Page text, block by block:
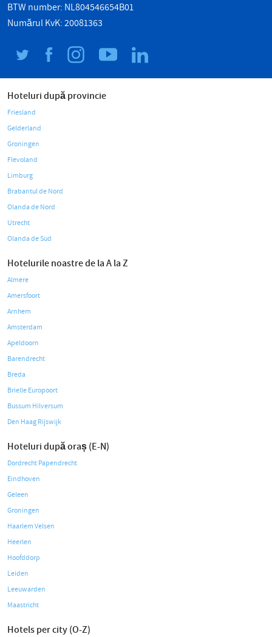
BTW number: NL804546654B01
Numărul KvK: 20081363
Hoteluri după provincie
Friesland
Gelderland
Groningen
Flevoland
Limburg
Brabantul de Nord
Olanda de Nord
Utrecht
Olanda de Sud
Hotelurile noastre de la A la Z
Almere
Amersfoort
Arnhem
Amsterdam
Apeldoorn
Barendrecht
Breda
Brielle Europoort
Bussum Hilversum
Den Haag Rijswijk
Hoteluri după oraș (E-N)
Dordrecht Papendrecht
Eindhoven
Geleen
Groningen
Haarlem Velsen
Heerlen
Hoofddorp
Leiden
Leeuwarden
Maastricht
Hotels per city (O-Z)